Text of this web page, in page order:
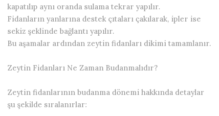
kapatılıp aynı oranda sulama tekrar yapılır.
Fidanların yanlarına destek çıtaları çakılarak, ipler ise
sekiz şeklinde bağlantı yapılır.
Bu aşamalar ardından zeytin fidanları dikimi tamamlanır.
Zeytin Fidanları Ne Zaman Budanmalıdır?
Zeytin fidanlarının budanma dönemi hakkında detaylar
şu şekilde sıralanırlar: